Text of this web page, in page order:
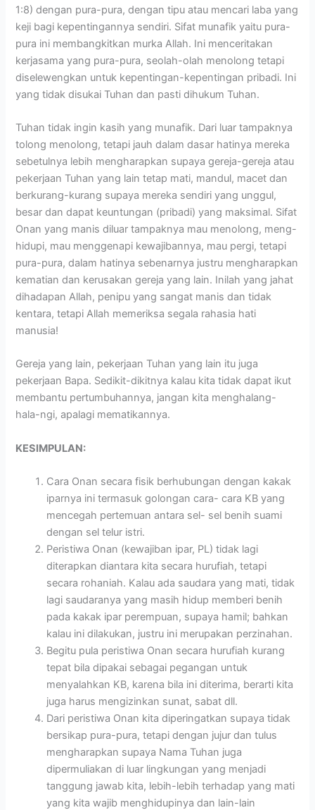
1:8) dengan pura-pura, dengan tipu atau mencari laba yang
keji bagi kepentingannya sendiri. Sifat munafik yaitu pura-
pura ini membangkitkan murka Allah. Ini menceritakan
kerjasama yang pura-pura, seolah-olah menolong tetapi
diselewengkan untuk kepentingan-kepentingan pribadi. Ini
yang tidak disukai Tuhan dan pasti dihukum Tuhan.
Tuhan tidak ingin kasih yang munafik. Dari luar tampaknya
tolong menolong, tetapi jauh dalam dasar hatinya mereka
sebetulnya lebih mengharapkan supaya gereja-gereja atau
pekerjaan Tuhan yang lain tetap mati, mandul, macet dan
berkurang-kurang supaya mereka sendiri yang unggul,
besar dan dapat keuntungan (pribadi) yang maksimal. Sifat
Onan yang manis diluar tampaknya mau menolong, meng-
hidupi, mau menggenapi kewajibannya, mau pergi, tetapi
pura-pura, dalam hatinya sebenarnya justru mengharapkan
kematian dan kerusakan gereja yang lain. Inilah yang jahat
dihadapan Allah, penipu yang sangat manis dan tidak
kentara, tetapi Allah memeriksa segala rahasia hati
manusia!
Gereja yang lain, pekerjaan Tuhan yang lain itu juga
pekerjaan Bapa. Sedikit-dikitnya kalau kita tidak dapat ikut
membantu pertumbuhannya, jangan kita menghalang-
hala-ngi, apalagi mematikannya.
KESIMPULAN:
Cara Onan secara fisik berhubungan dengan kakak
iparnya ini termasuk golongan cara- cara KB yang
mencegah pertemuan antara sel- sel benih suami
dengan sel telur istri.
Peristiwa Onan (kewajiban ipar, PL) tidak lagi
diterapkan diantara kita secara hurufiah, tetapi
secara rohaniah. Kalau ada saudara yang mati, tidak
lagi saudaranya yang masih hidup memberi benih
pada kakak ipar perempuan, supaya hamil; bahkan
kalau ini dilakukan, justru ini merupakan perzinahan.
Begitu pula peristiwa Onan secara hurufiah kurang
tepat bila dipakai sebagai pegangan untuk
menyalahkan KB, karena bila ini diterima, berarti kita
juga harus mengizinkan sunat, sabat dll.
Dari peristiwa Onan kita diperingatkan supaya tidak
bersikap pura-pura, tetapi dengan jujur dan tulus
mengharapkan supaya Nama Tuhan juga
dipermuliakan di luar lingkungan yang menjadi
tanggung jawab kita, lebih-lebih terhadap yang mati
yang kita wajib menghidupinya dan lain-lain